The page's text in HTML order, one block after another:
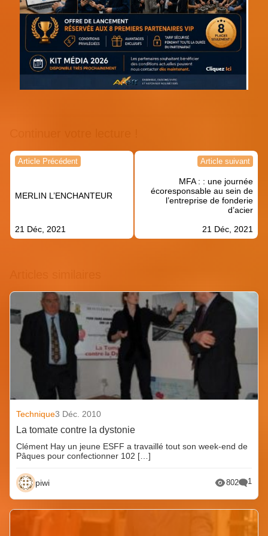
Navigation
Article Précédent
MERLIN L’ENCHANTEUR
21 Déc, 2021
Article suivant
MFA : : une journée
écoresponsable au sein de
l’entreprise de fonderie
d’acier
21 Déc, 2021
Technique3 Déc. 2010
La tomate contre la dystonie
Clément Hay un jeune ESFF a travaillé tout son week-end de
Pâques pour confectionner 102 […]
piwi 802 1